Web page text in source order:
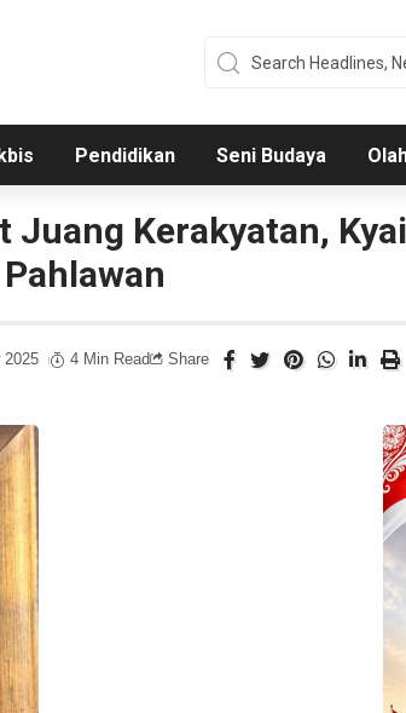
Pendidikan Seni Budaya
Kerakyatan,
Pahlawan
2025 4 Min Read Share